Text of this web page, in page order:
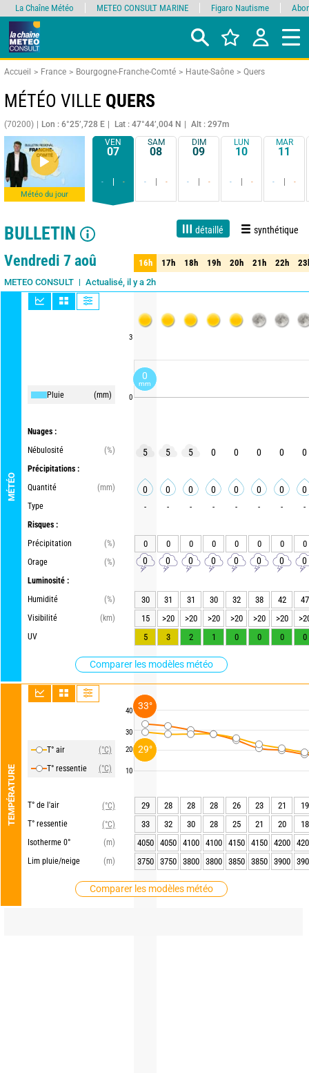
Accueil France Bourgogne-Franche-Comté Haute-Saône Quers
MÉTÉO VILLE QUERS
(70200) Lon : 6°25’,728 E Lat : 47°44’,004 N Alt : 297m
Météo du jour
VEN
07
- -
SAM
08
- -
DIM
09
- -
LUN
10
- -
MAR
11
- -
BULLETIN détaillé synthétique
Live 1 jour 3 jours 15 jours Fiabilité 90%
Vendredi 7 aoû
METEO CONSULT Actualisé, il y a 2h
MÉTÉO
Pluie (mm)
Nuages :
Nébulosité
(%)
Précipitations :
Quantité
(mm)
Type
Risques :
Précipitation
(%)
Orage
(%)
Luminosité :
Humidité
(%)
Visibilité
(km)
UV
Comparer les modèles météo
TEMPÉRATURE
T° air
(°C)
T° ressentie
(°C)
T° de l'air
(°C)
T° ressentie
(°C)
Isotherme 0°
(m)
Lim pluie/neige
(m)
Comparer les modèles météo
3
0
40
30
20
10
16h 17h 18h 19h 20h 21h 22h
16h 17h 18h 19h 20h 21h 22h
5 5 5 0 0 0 0 0
0 0 0 0 0 0 0 0
- - - - - - - -
0 0 0 0 0 0 0 0
0 0 0 0 0 0 0 0
30 31 31 30 32 38 42
47
15
>20 >20 >20 >20 >20 >20
5
3 2 1 0 0 0 0
29 28 28 28 26 23 21
19
33
32 30 28 25 21 20
18
4050
4050 4100 4100 4150 4150 4200
3750
3750 3800 3800 3850 3850 3900
La Chaîne Météo METEO CONSULT MARINE Figaro Nautisme
0
mm
29°
33°